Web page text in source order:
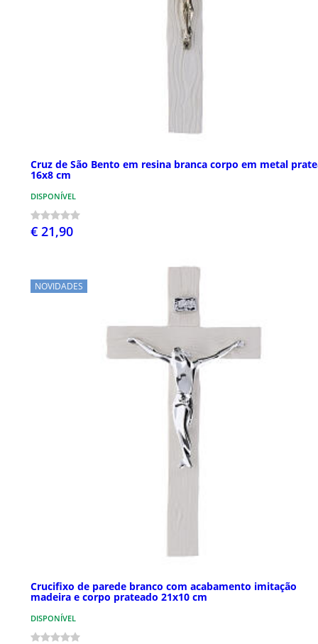
Cruz de São Bento em resina branca corpo em metal
16x8 cm
DISPONÍVEL
€ 21,90
NOVIDADES
Crucifixo de parede branco com acabamento imitação
madeira e corpo prateado 21x10 cm
DISPONÍVEL